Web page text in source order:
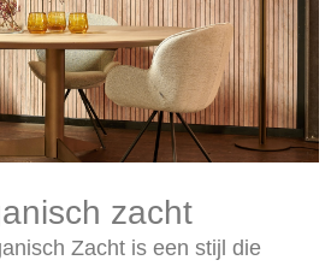
zacht
Zacht is een stijl die